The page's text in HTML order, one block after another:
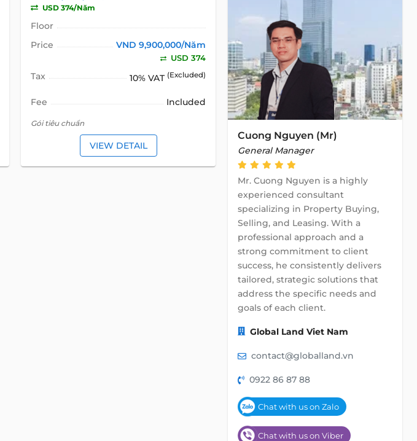
USD 374/Năm
Floor
Price
VND 9,900,000/Năm
USD 374
Tax 10% VAT (Excluded)
Fee Included
Gói tiêu chuẩn
VIEW DETAIL
Cuong Nguyen (Mr)
General Manager
Mr. Cuong Nguyen is a highly
experienced consultant
specializing in Property Buying,
Selling, and Leasing. With a
professional approach and a
strong commitment to client
success, he consistently delivers
tailored, strategic solutions that
address the specific needs and
goals of each client.
Global Land Viet Nam
contact@globalland.vn
0922 86 87 88
Chat with us on Zalo
Chat with us on Viber